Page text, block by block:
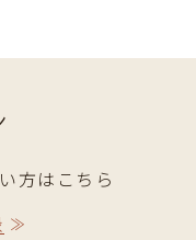
方はこちら
≫